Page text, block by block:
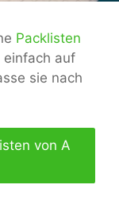
Packlisten
einfach auf
sie nach
von A